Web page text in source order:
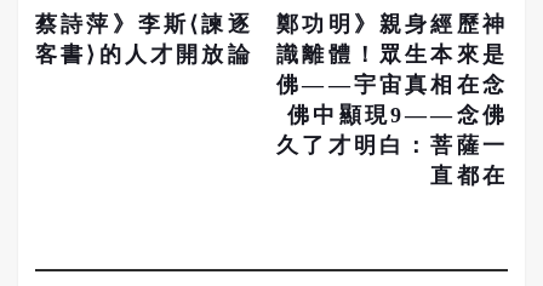
蔡詩萍》李斯⟨諫逐
客書⟩的人才開放論
鄭功明》親身經歷神
識離體！眾生本來是
佛——宇宙真相在念
佛中顯現9——念佛
久了才明白：菩薩一
直都在